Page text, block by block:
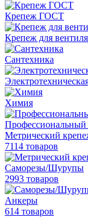
Крепеж ГОСТ
Крепеж для
Сантехника
Химия
Профессиональный
Метрический
7114 товаров
Саморезы/Шурупы
2993 товаров
Анкеры
614 товаров